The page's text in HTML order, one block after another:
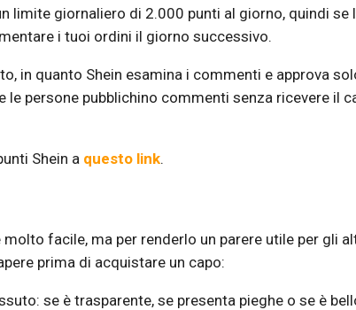
limite giornaliero di 2.000 punti al giorno, quindi se
i tuoi ordini il giorno successivo.
in quanto Shein esamina i commenti e approva
le persone pubblichino commenti senza ricevere il
Shein a questo link.
molto facile, ma per renderlo un parere utile per gli
prima di acquistare un capo:
se è trasparente, se presenta pieghe o se è